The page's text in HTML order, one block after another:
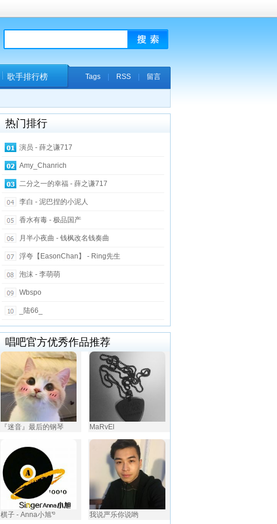
歌手排行榜 Tags| RSS| 留言
热门排行
演员 - 薛之谦717
Amy_Chanrich
二分之一的幸福 - 薛之谦717
李白 - 泥巴捏的小泥人
香水有毒 - 极品国产
月半小夜曲 - 钱枫改名钱奏曲
浮夸【EasonChan】 - Ring先生
泡沫 - 李萌萌
Wbspo
_陆66_
唱吧官方优秀作品推荐
『迷音』最后的钢琴 MaRvEl
棋子 - Anna小旭′º 我说严乐你说哟